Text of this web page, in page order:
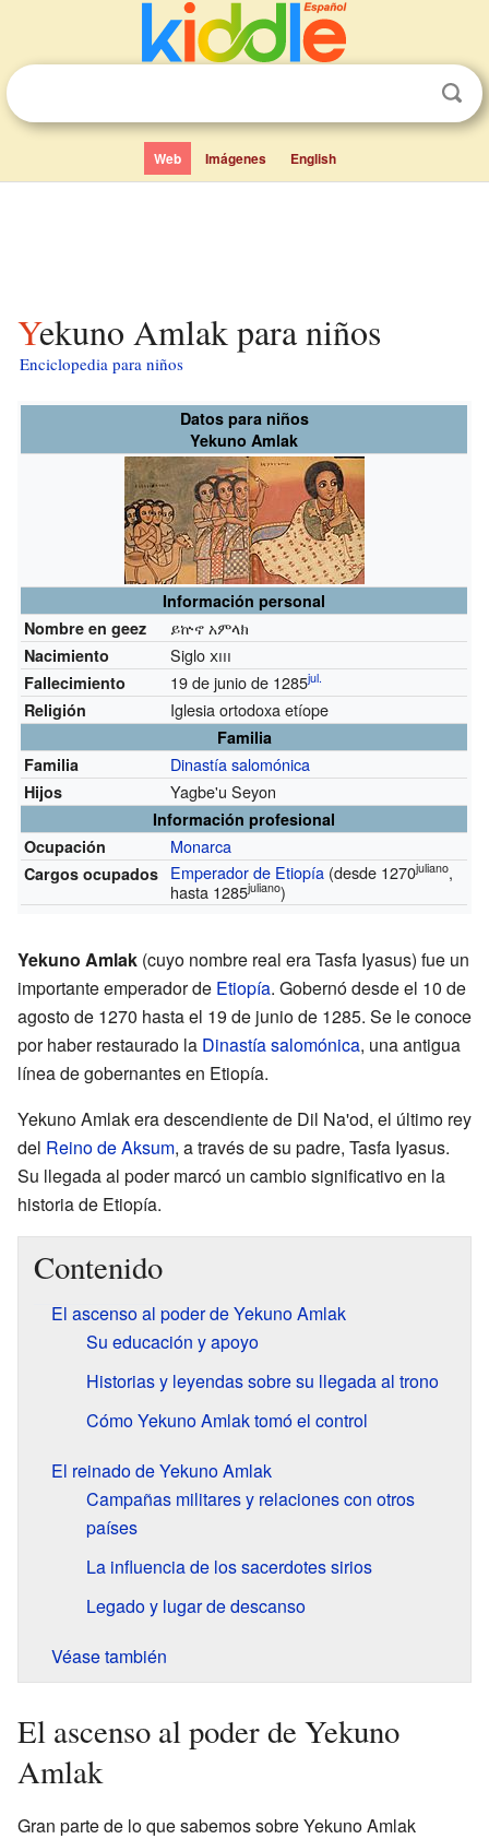
Web Imágenes English
Yekuno Amlak para niños
Enciclopedia para niños
Datos para niños
Yekuno Amlak
Información personal
Nombre en geez
ይኵኖ አምላክ
Nacimiento Sigloxiii
Fallecimiento 19 de junio de 1285jul.
Religión Iglesia ortodoxa etíope
Familia
Familia
Dinastía salomónica
Hijos Yagbe'u Seyon
Información profesional
Ocupación
Monarca
Cargos ocupados Emperador de Etiopía (desde 1270juliano,
hasta 1285juliano)
Yekuno Amlak (cuyo nombre real era Tasfa Iyasus) fue un
importante emperador de Etiopía. Gobernó desde el 10 de
agosto de 1270 hasta el 19 de junio de 1285. Se le conoce
por haber restaurado la Dinastía salomónica, una antigua
línea de gobernantes en Etiopía.
Yekuno Amlak era descendiente de Dil Na'od, el último rey
del Reino de Aksum, a través de su padre, Tasfa Iyasus.
Su llegada al poder marcó un cambio significativo en la
historia de Etiopía.
Contenido
El ascenso al poder de Yekuno Amlak
Su educación y apoyo
Historias y leyendas sobre su llegada al trono
Cómo Yekuno Amlak tomó el control
El reinado de Yekuno Amlak
Campañas militares y relaciones con otros
países
La influencia de los sacerdotes sirios
Legado y lugar de descanso
Véase también
El ascenso al poder de Yekuno
Amlak
Gran parte de lo que sabemos sobre Yekuno Amlak